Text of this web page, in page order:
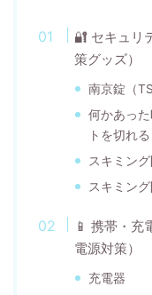
🔐 セキュリ
策グッズ）
南京錠（
何かあっ
トを切れ
スキミン
スキミン
📱 携帯・充
電源対策）
充電器